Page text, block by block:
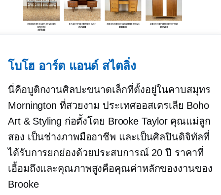
โบโฮ อาร์ต แอนด์ สไตลิ่ง
นี่คือบูติกงานศิลปะขนาดเล็กที่ตั้งอยู่ในคาบสมุทร
Mornington ที่สวยงาม ประเทศออสเตรเลีย Boho
Art & Styling ก่อตั้งโดย Brooke Taylor คุณแม่ลูก
สอง เป็นช่างภาพมืออาชีพ และเป็นศิลปินดิจิทัลที่
ได้รับการยกย่องด้วยประสบการณ์ 20 ปี ราคาที่
เอื้อมถึงและคุณภาพสูงคือคุณค่าหลักของงานของ
Brooke